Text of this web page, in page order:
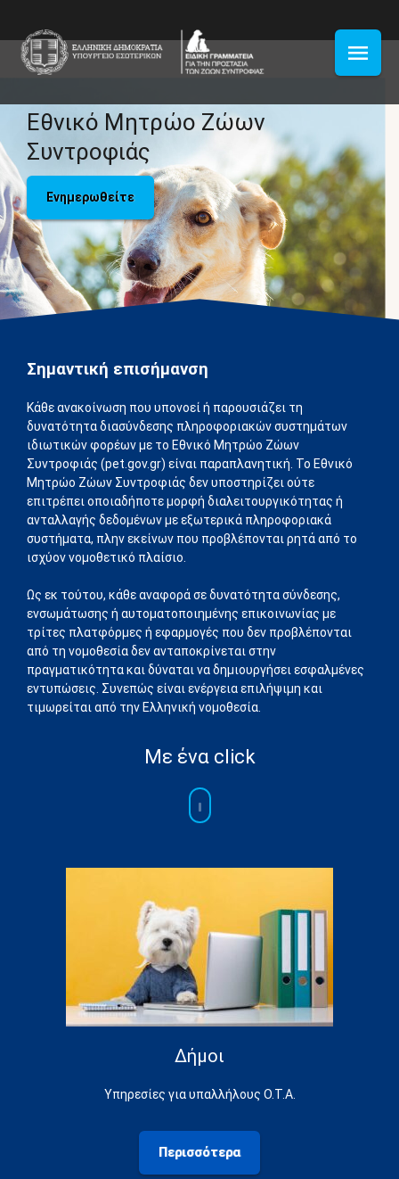
Εθνικό Μητρώο Ζώων
Συντροφιάς
Ενημερωθείτε
Σημαντική επισήμανση
Κάθε ανακοίνωση που υπονοεί ή παρουσιάζει τη
δυνατότητα διασύνδεσης πληροφοριακών συστημάτων
ιδιωτικών φορέων με το Εθνικό Μητρώο Ζώων
Συντροφιάς (pet.gov.gr) είναι παραπλανητική. Το Εθνικό
Μητρώο Ζώων Συντροφιάς δεν υποστηρίζει ούτε
επιτρέπει οποιαδήποτε μορφή διαλειτουργικότητας ή
ανταλλαγής δεδομένων με εξωτερικά πληροφοριακά
συστήματα, πλην εκείνων που προβλέπονται ρητά από το
ισχύον νομοθετικό πλαίσιο.
Ως εκ τούτου, κάθε αναφορά σε δυνατότητα σύνδεσης,
ενσωμάτωσης ή αυτοματοποιημένης επικοινωνίας με
τρίτες πλατφόρμες ή εφαρμογές που δεν προβλέπονται
από τη νομοθεσία δεν ανταποκρίνεται στην
πραγματικότητα και δύναται να δημιουργήσει εσφαλμένες
εντυπώσεις. Συνεπώς είναι ενέργεια επιλήψιμη και
τιμωρείται από την Ελληνική νομοθεσία.
Με ένα click
Δήμοι
Υπηρεσίες για υπαλλήλους Ο.Τ.Α.
Περισσότερα